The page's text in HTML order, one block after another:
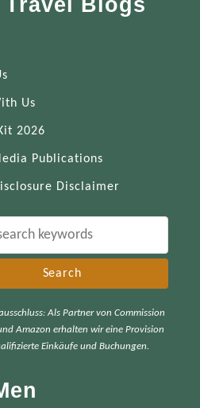
Travel Blogs
Us
2026
Publications
Disclaimer
Als Partner von Commission
Amazon erhalten wir eine Provision
Einkäufe und Buchungen.